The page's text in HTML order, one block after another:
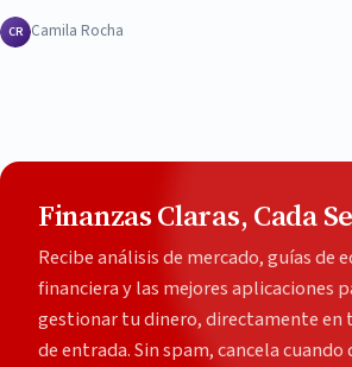
CR Camila Rocha
Finanzas Claras, Cada
Recibe análisis de mercado, guías de
financiera y las mejores aplicaciones
gestionar tu dinero, directamente en
de entrada. Sin spam, cancela cuando